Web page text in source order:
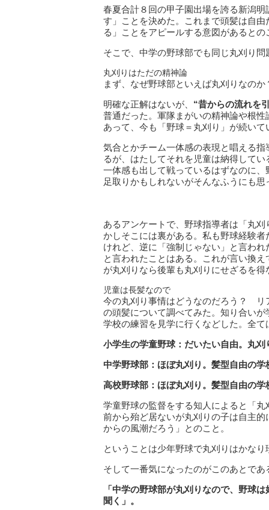
春夏合計８回の甲子園出場を誇る新潟
す」ことを決めた。これまで頭髪は自
る」ことをアピールする意図があるとの
そこで、中学の野球部でも同じ丸刈り問
丸刈りはただの精神論
まず、なぜ野球部といえば丸刈りなのか
明確な正解はないが、 “昔からの流れを
普通だった。軍隊まがいの精神論や根
あって、今も「野球＝丸刈り」が続いて
気合とかチーム一体感の表現と唱える
るが、はたしてそれを児童は納得して
一体感も出して戦っているはずなのに
足取りかもしれないがそんなふうにも
あるアンケートで、野球指導者は「丸
かしそこには裏がある。私も野球経験
けれど、逆に「強制じゃない」と言わ
と言われたことはある。これが言い換
が丸刈りなら後輩も丸刈りにせざるを
児童は長髪なので
今の丸刈り事情はどうなのだろう？ リ
の頭髪について調べてみた。知り合い
学校の練習を見学に行くなどした。全て
小学生の学童野球：だいたい自由。丸刈
中学野球部：ほぼ丸刈り。髪型自由の学
高校野球部：ほぼ丸刈り。髪型自由の学
学童野球の監督をする知人によると「
前から殆ど居ないが丸刈りの子は自主
からの風潮だろう」とのこと。
ということは少年野球で丸刈りはかなり
そして一番気になったのがこのあとであ
「中学の野球部が丸刈りなので、野球
聞く」。